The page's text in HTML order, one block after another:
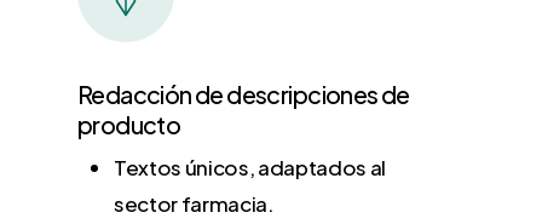
Redacción de descripciones de
producto
Textos únicos, adaptados al
sector farmacia.